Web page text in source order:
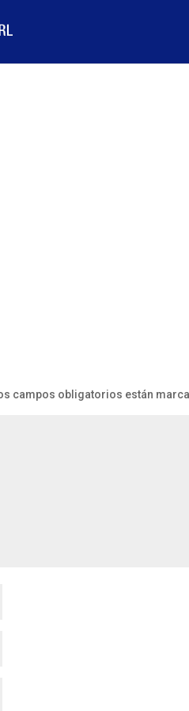
campos obligatorios están